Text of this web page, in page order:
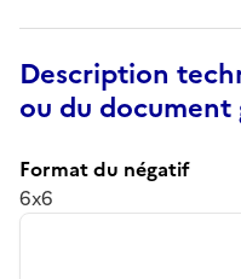
Description
ou du document
Format du négatif
6x6